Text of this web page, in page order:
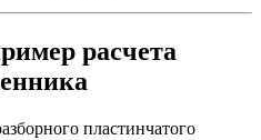
расчета
пластинчатого